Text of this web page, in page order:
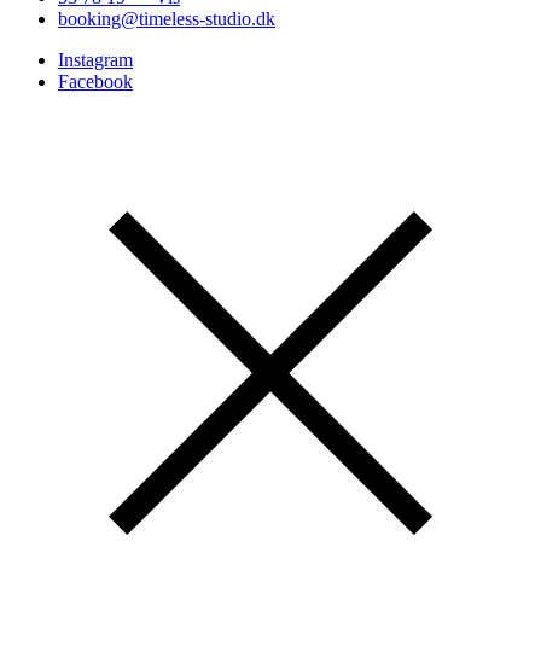
booking@timeless-studio.dk
Instagram
Facebook